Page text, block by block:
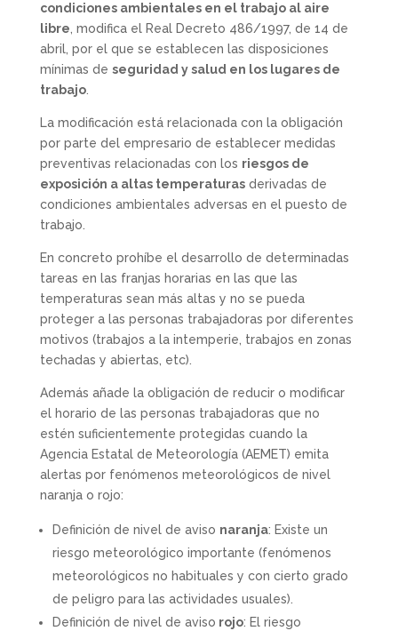
condiciones ambientales en el trabajo al aire
libre, modifica el Real Decreto 486/1997, de 14 de
abril, por el que se establecen las disposiciones
mínimas de seguridad y salud en los lugares de
trabajo.
La modificación está relacionada con la obligación
por parte del empresario de establecer medidas
preventivas relacionadas con los riesgos de
exposición a altas temperaturasderivadas de
condiciones ambientales adversas en el puesto de
trabajo.
En concreto prohíbe el desarrollo de determinadas
tareas en las franjas horarias en las que las
temperaturas sean más altas y no se pueda
proteger a las personas trabajadoras por diferentes
motivos (trabajos a la intemperie, trabajos en zonas
techadas y abiertas, etc).
Además añade la obligación de reducir o modificar
el horario de las personas trabajadoras que no
estén suficientemente protegidas cuando la
Agencia Estatal de Meteorología (AEMET) emita
alertas por fenómenos meteorológicos de nivel
naranja o rojo:
Definición de nivel de aviso naranja: Existe un
riesgo meteorológico importante (fenómenos
meteorológicos no habituales y con cierto grado
de peligro para las actividades usuales).
Definición de nivel de aviso rojo: El riesgo